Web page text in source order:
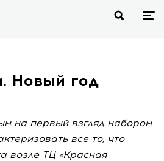
Новый год
на первый взгляд набором
все то, что
возле ТЦ «Красная